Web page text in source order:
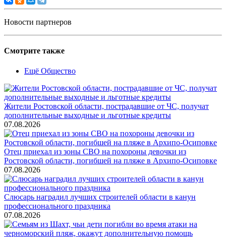
Новости партнеров
Смотрите также
Ещё Общество
Жители Ростовской области, пострадавшие от ЧС, получат
дополнительные выходные и льготные кредиты
07.08.2026
Отец приехал из зоны СВО на похороны девочки из
Ростовской области, погибшей на пляже в Архипо-Осиповке
07.08.2026
Слюсарь наградил лучших строителей области в канун
профессионального праздника
07.08.2026